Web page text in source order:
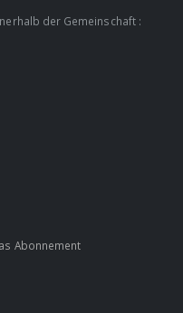
der Gemeinschaft :
Abonnement